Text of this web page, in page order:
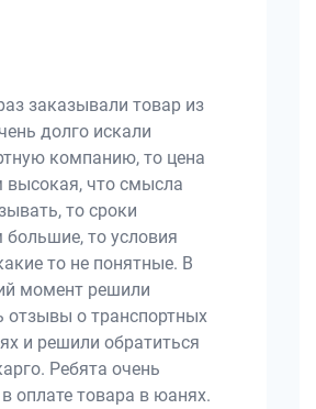
заказывали товар из
долго искали
компанию, то цена
что смысла
то сроки
то условия
то не понятные. В
момент решили
отзывы о транспортных
и решили обратиться
Ребята очень
оплате товара в юанях.